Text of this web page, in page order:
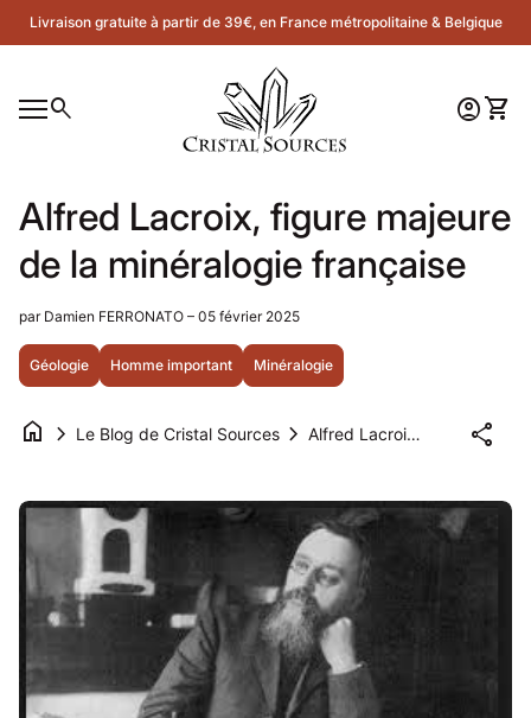
Skip to content
Livraison gratuite à partir de 39€, en France métropolitaine & Belgique
Navigation mobile
search
Accueil
Compte
account_circle Voir
shopping_cart
Alfred Lacroix, figure majeure
de la minéralogie française
par Damien FERRONATO – 05 février 2025
Géologie Homme important Minéralogie
home chevron_right Le Blog de Cristal Sources chevron_right Alfred Lacroix, figure majeure de la minéralogie française share